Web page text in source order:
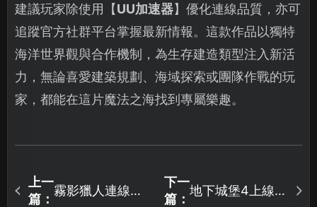
建議玩家除使用【UU加速器】優化連線品質，亦可
追蹤官方社群平台掌握最新情報。這款作品以獨特
海洋世界觀與合作機制，為生存建造類型注入新活
力，無論喜愛建築規劃、海域探索或團隊作戰的玩
家，都能在這片魔法之海找到專屬樂趣。
上一
篇：
霧影獵人連線延
下一
篇：
地下城堡4上線時